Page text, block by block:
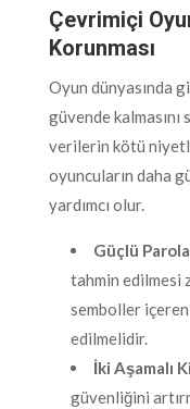
Çevrimiçi
Korunması
Oyun dünyasında
güvende
verilerin kötü niyetli
oyuncuların daha
yardımcı olur.
Güçlü Parola
tahmin edilmesi
semboller
edilmelidir.
İki Aşamalı
güvenliğini